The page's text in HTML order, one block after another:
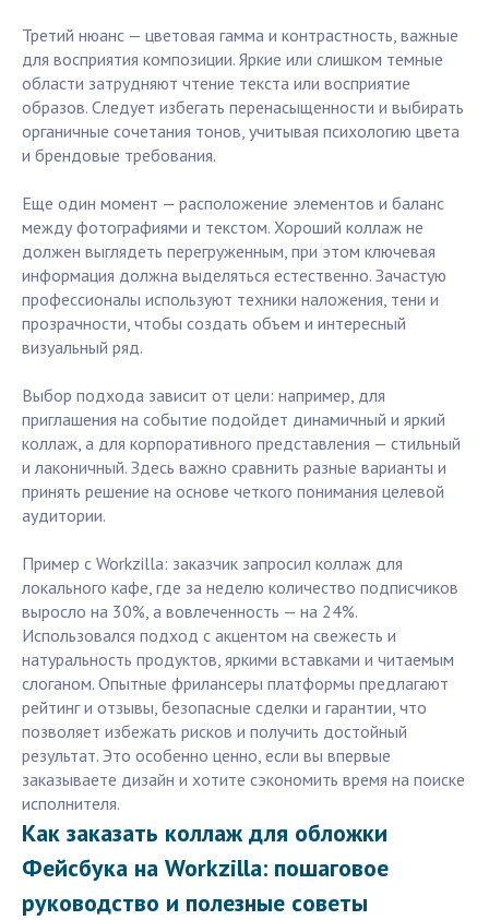
Третий нюанс — цветовая гамма и контрастность, важные
для восприятия композиции. Яркие или слишком темные
области затрудняют чтение текста или восприятие
образов. Следует избегать перенасыщенности и выбирать
органичные сочетания тонов, учитывая психологию цвета
и брендовые требования.
Еще один момент — расположение элементов и баланс
между фотографиями и текстом. Хороший коллаж не
должен выглядеть перегруженным, при этом ключевая
информация должна выделяться естественно. Зачастую
профессионалы используют техники наложения, тени и
прозрачности, чтобы создать объем и интересный
визуальный ряд.
Выбор подхода зависит от цели: например, для
приглашения на событие подойдет динамичный и яркий
коллаж, а для корпоративного представления — стильный
и лаконичный. Здесь важно сравнить разные варианты и
принять решение на основе четкого понимания целевой
аудитории.
Пример с Workzilla: заказчик запросил коллаж для
локального кафе, где за неделю количество подписчиков
выросло на 30%, а вовлеченность — на 24%.
Использовался подход с акцентом на свежесть и
натуральность продуктов, яркими вставками и читаемым
слоганом. Опытные фрилансеры платформы предлагают
рейтинг и отзывы, безопасные сделки и гарантии, что
позволяет избежать рисков и получить достойный
результат. Это особенно ценно, если вы впервые
заказываете дизайн и хотите сэкономить время на поиске
исполнителя.
Как заказать коллаж для обложки
Фейсбука на Workzilla: пошаговое
руководство и полезные советы